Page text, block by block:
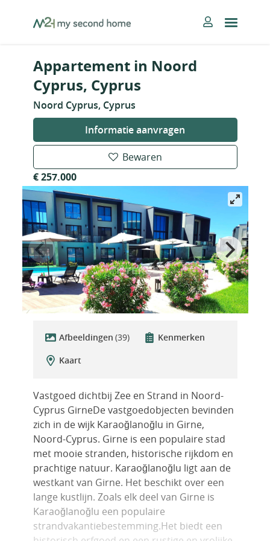
MySecondHome
Appartement in Noord
Cyprus, Cyprus
Noord Cyprus, Cyprus
Informatie aanvragen
Bewaren
€ 257.000
Afbeeldingen (39)
Kenmerken
Kaart
Vastgoed dichtbij Zee en Strand in Noord-
Cyprus GirneDe vastgoedobjecten bevinden
zich in de wijk Karaoğlanoğlu in Girne,
Noord-Cyprus. Girne is een populaire stad
met mooie stranden, historische rijkdom en
prachtige natuur. Karaoğlanoğlu ligt aan de
westkant van Girne. Het beschikt over een
lange kustlijn. Zoals elk deel van Girne is
Karaoğlanoğlu een populaire
strandvakantiebestemming.Het biedt een